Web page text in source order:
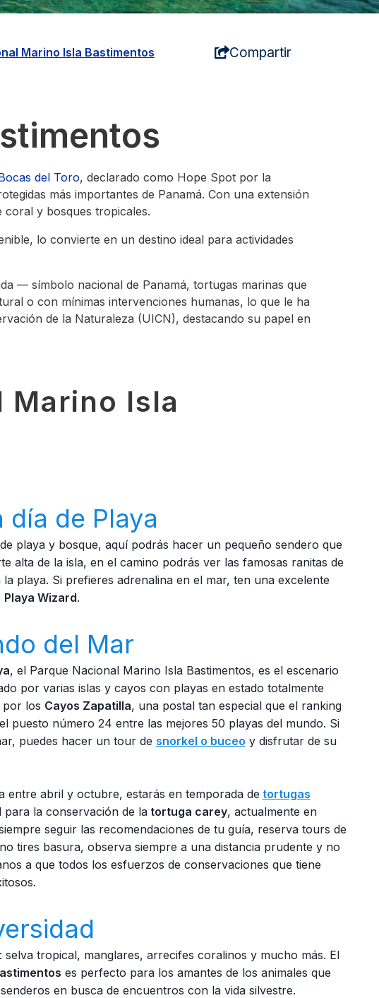
Marino Isla Bastimentos Compartir
del Toro, declarado como Hope Spot por la
más importantes de Panamá. Con una extensión
coral y bosques tropicales.
lo convierte en un destino ideal para actividades
— símbolo nacional de Panamá, tortugas marinas que
o con mínimas intervenciones humanas, lo que le ha
de la Naturaleza (UICN), destacando su papel en
Marino Isla
de Playa
playa y bosque, aquí podrás hacer un pequeño sendero que
alta de la isla, en el camino podrás ver las famosas ranitas de
playa. Si prefieres adrenalina en el mar, ten una excelente
Playa Wizard.
del Mar
, el Parque Nacional Marino Isla Bastimentos, es el escenario
por varias islas y cayos con playas en estado totalmente
por los Cayos Zapatilla, una postal tan especial que el ranking
puesto número 24 entre las mejores 50 playas del mundo. Si
puedes hacer un tour de snorkel o buceo y disfrutar de su
entre abril y octubre, estarás en temporada de tortugas
para la conservación de latortuga carey, actualmente en
seguir las recomendaciones de tu guía, reserva tours de
tires basura, observa siempre a una distancia prudente y no
a que todos los esfuerzos de conservaciones que tiene
selva tropical, manglares, arrecifes coralinos y mucho más. El
es perfecto para los amantes de los animales que
en busca de encuentros con la vida silvestre.